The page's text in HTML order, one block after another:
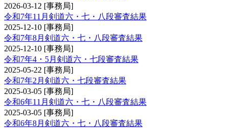
2026-03-12 [事務局]
令和7年11月剣道六・七・八段審査結果
2025-12-10 [事務局]
令和7年8月剣道六・七・八段審査結果
2025-12-10 [事務局]
令和7年4・5月剣道六・七段審査結果
2025-05-22 [事務局]
令和7年2月剣道六・七段審査結果
2025-03-05 [事務局]
令和6年11月剣道六・七・八段審査結果
2025-03-05 [事務局]
令和6年8月剣道六・七・八段審査結果